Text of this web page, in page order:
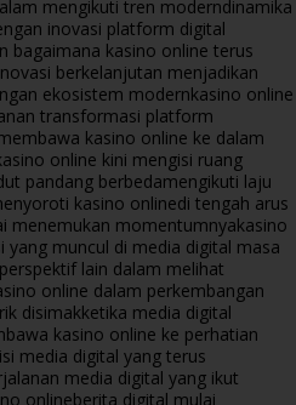
mengikuti tren moderndinamika
inovasi platform digital
bagaimana kasino online terus
berkelanjutan menjadikan
ekosistem modernkasino online
transformasi platform
kasino online ke dalam
online kini mengisi ruang
pandang berbedamengikuti laju
kasino onlinedi tengah arus
menemukan momentumnyakasino
muncul di media digital masa
lain dalam melihat
online dalam perkembangan
disimakketika media digital
kasino online ke perhatian
media digital yang terus
media digital yang ikut
onlineberita digital mulai